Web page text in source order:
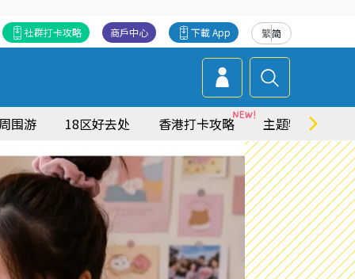
繁简
下載 App
商戶中心
社群打卡攻略
周围游 18区好去处 香港打卡攻略 主题特集